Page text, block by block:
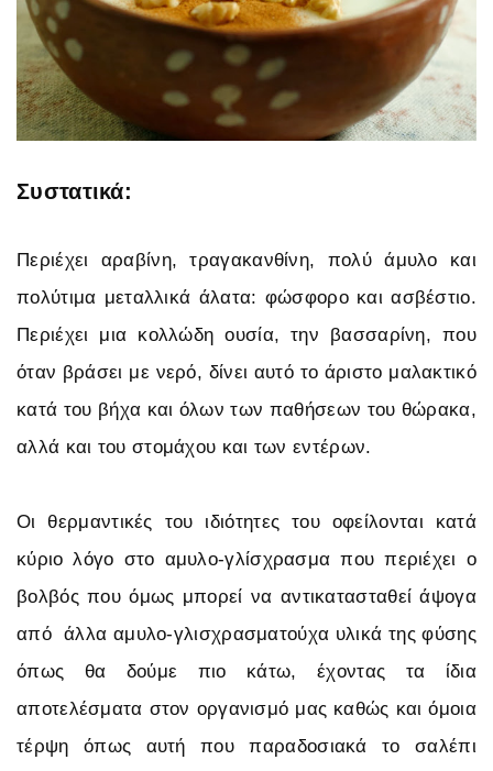
Συστατικά:
Περιέχει αραβίνη, τραγακανθίνη, πολύ άμυλο και
πολύτιμα μεταλλικά άλατα: φώσφορο και ασβέστιο.
Περιέχει μια κολλώδη ουσία, την βασσαρίνη, που
όταν βράσει με νερό, δίνει αυτό το άριστο μαλακτικό
κατά του βήχα και όλων των παθήσεων του θώρακα,
αλλά και του στομάχου και των εντέρων.
Οι θερμαντικές του ιδιότητες του οφείλονται κατά
κύριο λόγο στο αμυλο-γλίσχρασμα που περιέχει ο
βολβός που όμως μπορεί να αντικατασταθεί άψογα
από άλλα αμυλο-γλισχρασματούχα υλικά της φύσης
όπως θα δούμε πιο κάτω, έχοντας τα ίδια
αποτελέσματα στον οργανισμό μας καθώς και όμοια
τέρψη όπως αυτή που παραδοσιακά το σαλέπι